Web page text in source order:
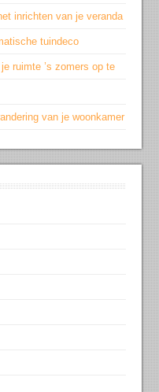
inrichten van je veranda
tuindeco
ruimte ’s zomers op te
van je woonkamer